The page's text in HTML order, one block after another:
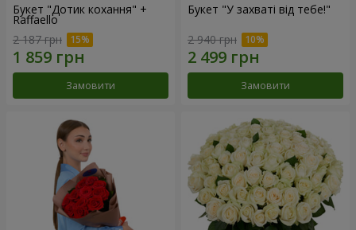
Букет "Дотик кохання" +
Raffaello
2 187 грн
Замовити
Букет "У захваті від тебе!"
2 940 грн
Замовити